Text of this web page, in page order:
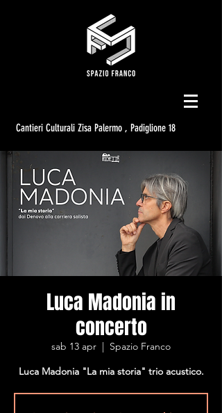
Cantieri Culturali Zisa Palermo , Padiglione 18
Luca Madonia in
concerto
sab 13 apr
  |
Spazio Franco
Luca Madonia "La mia storia" trio acustico.